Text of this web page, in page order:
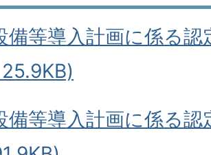
備等導入計画に係る
備等導入計画に係る